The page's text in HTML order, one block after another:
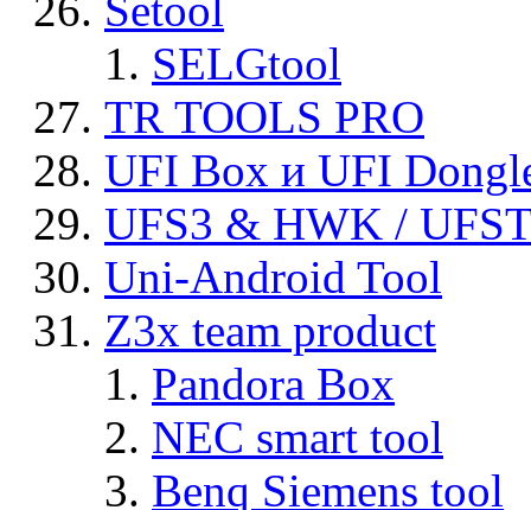
SELGtool
TR TOOLS PRO
UFI Box и UFI
UFS3 & HWK /
Uni-Android Tool
Z3x team product
Pandora Box
NEC smart tool
Benq Siemens tool